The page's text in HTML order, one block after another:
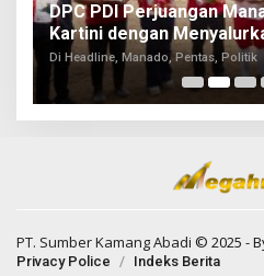
DPC PDI Perjuangan
Kartini dengan
Di Headline, Manado, Pentas, Politik
PT. Sumber Kamang Abadi © 2025 -
Privacy Police Indeks Berita